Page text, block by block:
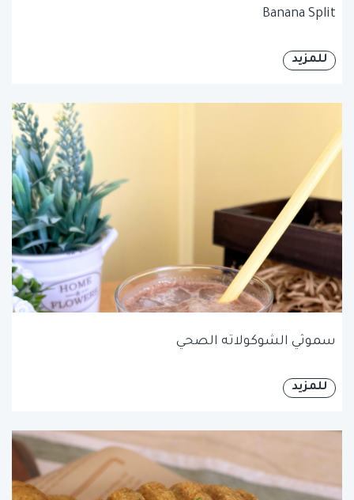
Banana Split
للمزيد
سموثي الشوكولاته الصحي
للمزيد